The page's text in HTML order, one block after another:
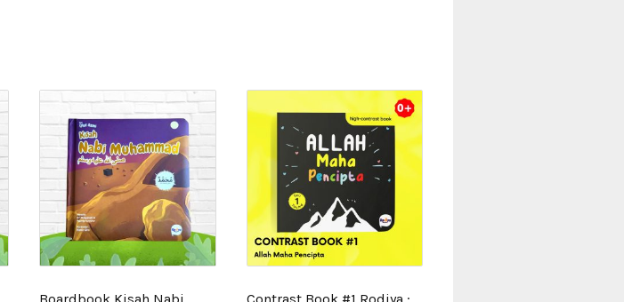
Boardbook Kisah Nabi Contrast Book #1 Rodiya :